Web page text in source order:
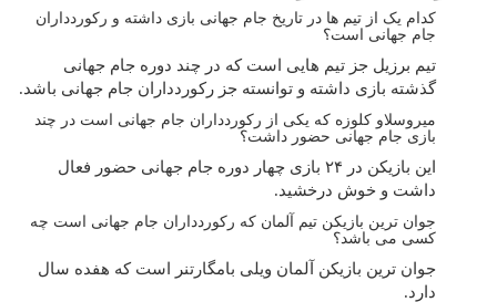
کدام یک از تیم ها در تاریخ جام جهانی بازی داشته و رکوردداران
جام جهانی است؟
تیم برزیل جز تیم هایی است که در چند دوره جام جهانی
گذشته بازی داشته و توانسته جز رکوردداران جام جهانی باشد.
میروسلاو کلوزه که یکی از رکوردداران جام جهانی است در چند
بازی جام جهانی حضور داشت؟
این بازیکن در ۲۴ بازی چهار دوره جام جهانی حضور فعال
داشت و خوش درخشید.
جوان ترین بازیکن تیم آلمان که رکوردداران جام جهانی است چه
کسی می باشد؟
جوان ترین بازیکن آلمان ویلی بامگارتنر است که هفده سال
دارد.